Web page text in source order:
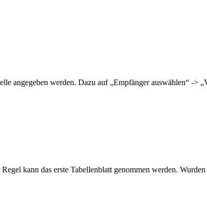
angegeben werden. Dazu auf „Empfänger auswählen“ ->
kann das erste Tabellenblatt genommen werden.